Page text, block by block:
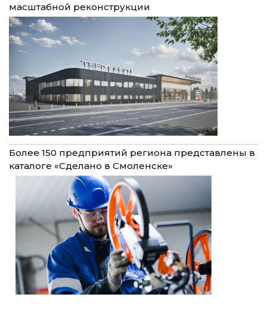
масштабной реконструкции
Более 150 предприятий региона представлены в
каталоге «Сделано в Смоленске»